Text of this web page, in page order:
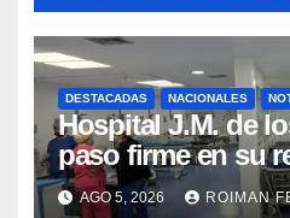
DESTACADAS NACIONALES
Hospital J.M. de
paso firme en su
tras los recientes
AGO 5, 2026 ROIMAN